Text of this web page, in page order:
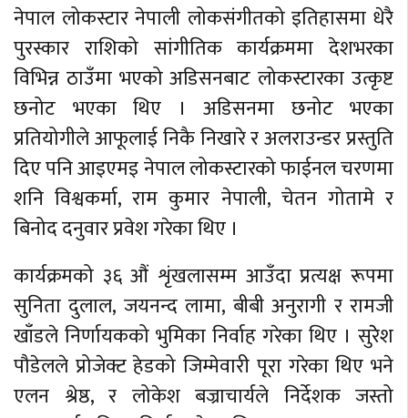
नेपाल लोकस्टार नेपाली लोकसंगीतको इतिहासमा धेरै
पुरस्कार राशिको सांगीतिक कार्यक्रममा देशभरका
विभिन्न ठाउँमा भएको अडिसनबाट लोकस्टारका उत्कृष्ट
छनोट भएका थिए । अडिसनमा छनोट भएका
प्रतियोगीले आफूलाई निकै निखारे र अलराउन्डर प्रस्तुति
दिए पनि आइएमइ नेपाल लोकस्टारको फाईनल चरणमा
शनि विश्वकर्मा, राम कुमार नेपाली, चेतन गोतामे र
बिनोद दनुवार प्रवेश गरेका थिए ।
कार्यक्रमको ३६ औं शृंखलासम्म आउँदा प्रत्यक्ष रूपमा
सुनिता दुलाल, जयनन्द लामा, बीबी अनुरागी र रामजी
खाँडले निर्णायकको भुमिका निर्वाह गरेका थिए । सुरेेश
पौडेलले प्रोजेक्ट हेडको जिम्मेवारी पूरा गरेका थिए भने
एलन श्रेष्ठ, र लोकेश बज्राचार्यले निर्देशक जस्तो